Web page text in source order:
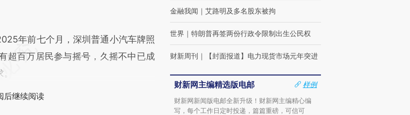
年前七个月，深圳普通小汽车牌照
超百万居民参与摇号，久摇不中已成
后继续阅读
金融我闻 ｜ 艾路明及多名股东被拘
世界 ｜ 特朗普再签两份行政令限制出生公民权
财新周刊 ｜ 【封面报道】电力现货市场元年突进
财新网主编精选版电邮
样例
财新网新闻版电邮全新升级！财新网主编精心编
写，每个工作日定时投递，篇篇重磅，可信可